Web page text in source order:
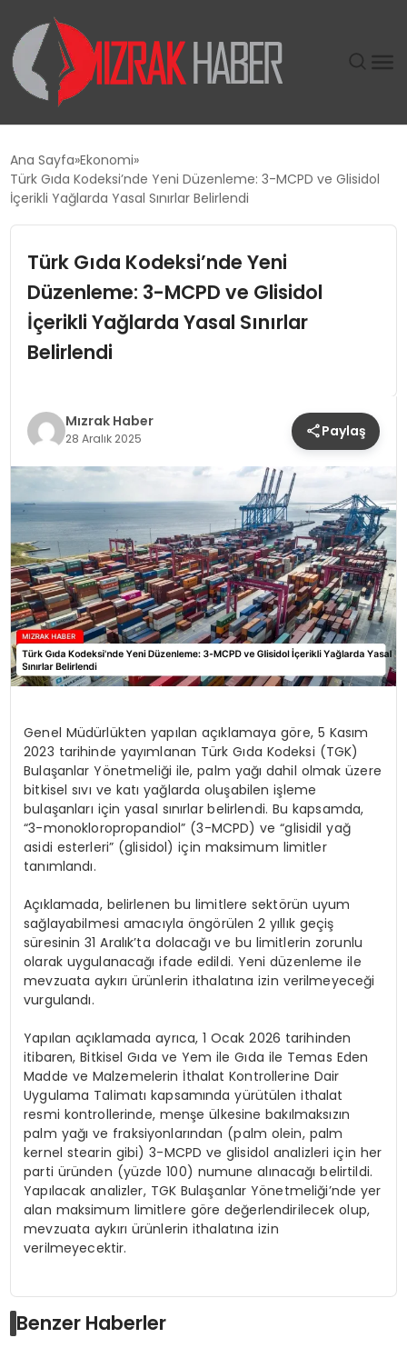
SIYASET
EKONOMI
SPOR
YAŞAM
Ana Sayfa Ekonomi
Türk Gıda Kodeksi’nde Yeni Düzenleme: 3-MCPD ve Glisidol
İçerikli Yağlarda Yasal Sınırlar Belirlendi
Türk Gıda Kodeksi’nde Yeni
Düzenleme: 3-MCPD ve Glisidol
İçerikli Yağlarda Yasal Sınırlar
Belirlendi
Mızrak Haber
28 Aralık 2025 Paylaş
Genel Müdürlükten yapılan açıklamaya göre, 5 Kasım
2023 tarihinde yayımlanan Türk Gıda Kodeksi (TGK)
Bulaşanlar Yönetmeliği ile, palm yağı dahil olmak üzere
bitkisel sıvı ve katı yağlarda oluşabilen işleme
bulaşanları için yasal sınırlar belirlendi. Bu kapsamda,
“3-monokloropropandiol” (3-MCPD) ve “glisidil yağ
asidi esterleri” (glisidol) için maksimum limitler
tanımlandı.
Açıklamada, belirlenen bu limitlere sektörün uyum
sağlayabilmesi amacıyla öngörülen 2 yıllık geçiş
süresinin 31 Aralık’ta dolacağı ve bu limitlerin zorunlu
olarak uygulanacağı ifade edildi. Yeni düzenleme ile
mevzuata aykırı ürünlerin ithalatına izin verilmeyeceği
vurgulandı.
Yapılan açıklamada ayrıca, 1 Ocak 2026 tarihinden
itibaren, Bitkisel Gıda ve Yem ile Gıda ile Temas Eden
Madde ve Malzemelerin İthalat Kontrollerine Dair
Uygulama Talimatı kapsamında yürütülen ithalat
resmi kontrollerinde, menşe ülkesine bakılmaksızın
palm yağı ve fraksiyonlarından (palm olein, palm
kernel stearin gibi) 3-MCPD ve glisidol analizleri için her
parti üründen (yüzde 100) numune alınacağı belirtildi.
Yapılacak analizler, TGK Bulaşanlar Yönetmeliği’nde yer
alan maksimum limitlere göre değerlendirilecek olup,
mevzuata aykırı ürünlerin ithalatına izin
verilmeyecektir.
Benzer Haberler